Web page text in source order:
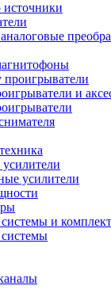
источники
и
усилители
системы и